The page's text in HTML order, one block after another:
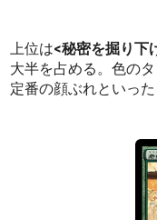
上位は<秘密を掘り下
大半を占める。色の
定番の顔ぶれといった